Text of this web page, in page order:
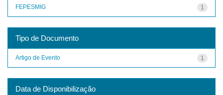
1
FEPESMIG
Tipo de Documento
1
Artigo de Evento
Data de Disponibilização